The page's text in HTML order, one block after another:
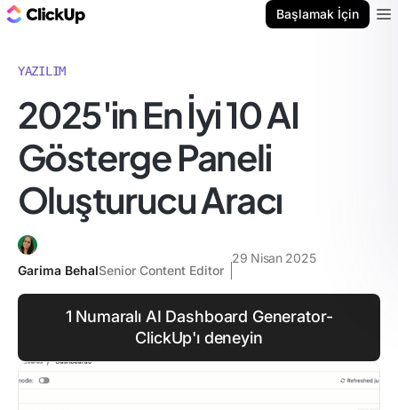
Başlamak İçin
YAZILIM
2025'in En İyi 10 AI
Gösterge Paneli
Oluşturucu Aracı
Garima BehalSenior Content Editor
29 Nisan 2025
1 Numaralı AI Dashboard Generator-
ClickUp'ı deneyin